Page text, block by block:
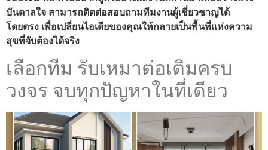
บันดาลใจ สามารถติดต่อสอบถามทีมงานผู้เชี่ยวชาญได้
โดยตรง เพื่อเปลี่ยนไอเดียของคุณให้กลายเป็นพื้นที่แห่งความ
สุขที่จับต้องได้จริง
เลือกทีม รับเหมาต่อเติมครบ
วงจร จบทุกปัญหาในที่เดียว